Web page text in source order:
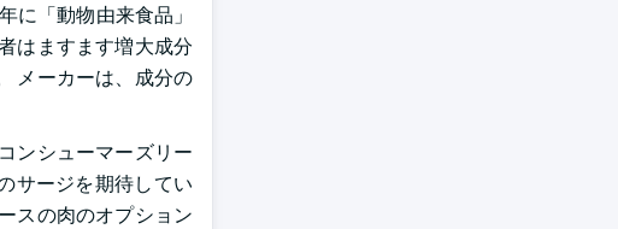
に「動物由来食品」
はますます増大成分
メーカーは、成分の
ンシューマーズリー
サージを期待してい
スの肉のオプション